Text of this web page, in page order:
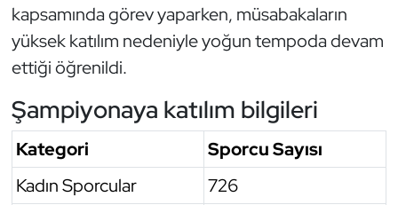
kapsamında görev yaparken, müsabakaların
yüksek katılım nedeniyle yoğun tempoda devam
ettiği öğrenildi.
Şampiyonaya katılım bilgileri
Kategori
Sporcu Sayısı
Kadın Sporcular
726